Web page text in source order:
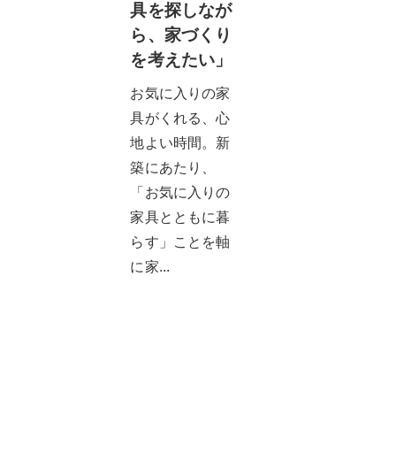
具を探しなが
ら、家づくり
を考えたい」
お気に入りの家
具がくれる、心
地よい時間。新
築にあたり、
「お気に入りの
家具とともに暮
らす」ことを軸
に家...